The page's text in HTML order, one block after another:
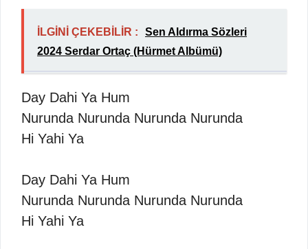
İLGİNİ ÇEKEBİLİR :
Sen Aldırma Sözleri
2024 Serdar Ortaç (Hürmet Albümü)
Day Dahi Ya Hum
Nurunda Nurunda Nurunda Nurunda
Hi Yahi Ya
Day Dahi Ya Hum
Nurunda Nurunda Nurunda Nurunda
Hi Yahi Ya